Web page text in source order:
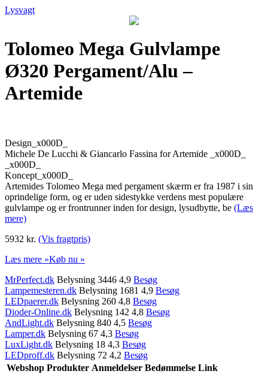
Lysvagt
Tolomeo Mega Gulvlampe
Ø320 Pergament/Alu –
Artemide
Design_x000D_
Michele De Lucchi & Giancarlo Fassina for Artemide _x000D_
_x000D_
Koncept_x000D_
Artemides Tolomeo Mega med pergament skærm er fra 1987 i sin
oprindelige form, og er uden sidestykke verdens mest populære
gulvlampe og er frontrunner inden for design, lysudbytte, be (Læs
mere)
5932 kr. (Vis fragtpris)
Læs mere »Køb nu »
MrPerfect.dk Belysning 3446 4,9 Besøg
Lampemesteren.dk Belysning 1681 4,9 Besøg
LEDpaerer.dk Belysning 260 4,8 Besøg
Dioder-Online.dk Belysning 142 4,8 Besøg
AndLight.dk Belysning 840 4,5 Besøg
Lamper.dk Belysning 67 4,3 Besøg
LuxLight.dk Belysning 18 4,3 Besøg
LEDproff.dk Belysning 72 4,2 Besøg
Webshop Produkter Anmeldelser Bedømmelse Link